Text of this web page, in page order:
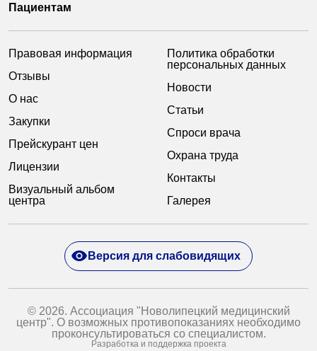
Пациентам
Правовая информация
Отзывы
О нас
Закупки
Прейскурант цен
Лицензии
Визуальный альбом
центра
Политика обработки
персональных данных
Новости
Статьи
Спроси врача
Охрана труда
Контакты
Галерея
© 2026. Ассоциация "Новолипецкий медицинский
центр". О возможных противопоказаниях необходимо
проконсультироваться со специалистом.
Разработка и поддержка проекта
Версия для слабовидящих